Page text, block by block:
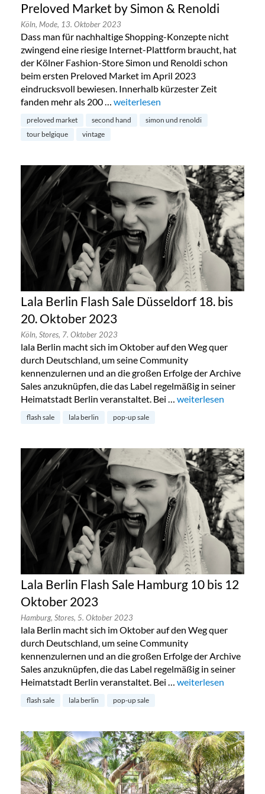
Preloved Market by Simon & Renoldi
Köln, Mode, 13. Oktober 2023
Dass man für nachhaltige Shopping-Konzepte nicht
zwingend eine riesige Internet-Plattform braucht, hat
der Kölner Fashion-Store Simon und Renoldi schon
beim ersten Preloved Market im April 2023
eindrucksvoll bewiesen. Innerhalb kürzester Zeit
fanden mehr als 200 … „Preloved Market by Simon &
weiterlesen
preloved market second hand
simon und renoldi
tour belgique
vintage
Lala Berlin Flash Sale Düsseldorf 18. bis
20. Oktober 2023
Köln, Stores, 7. Oktober 2023
lala Berlin macht sich im Oktober auf den Weg quer
durch Deutschland, um seine Community
kennenzulernen und an die großen Erfolge der Archive
Sales anzuknüpfen, die das Label regelmäßig in seiner
Heimatstadt Berlin veranstaltet. Bei … „Lala Berlin Flash
weiterlesen
flash sale lala berlin pop-up sale
Lala Berlin Flash Sale Hamburg 10 bis 12
Oktober 2023
Hamburg, Stores, 5. Oktober 2023
lala Berlin macht sich im Oktober auf den Weg quer
durch Deutschland, um seine Community
kennenzulernen und an die großen Erfolge der Archive
Sales anzuknüpfen, die das Label regelmäßig in seiner
Heimatstadt Berlin veranstaltet. Bei … „Lala Berlin Flash
weiterlesen
flash sale lala berlin pop-up sale